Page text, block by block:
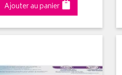
Ajouter au panier